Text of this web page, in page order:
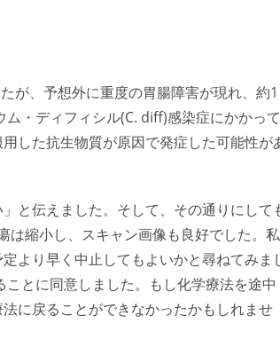
が、予想外に重度の胃腸障害が現れ、約1
・ディフィシル(C. diff)感染症にかかって
した抗生物質が原因で発症した可能性が
と伝えました。そして、その通りにして
は縮小し、スキャン画像も良好でした。私
より早く中止してもよいかと尋ねてみま
とに同意しました。もし化学療法を途中
に戻ることができなかったかもしれませ